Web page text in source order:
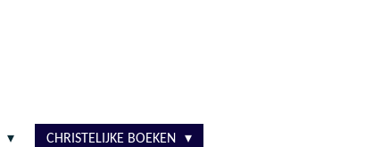
CHRISTELIJKE BOEKEN